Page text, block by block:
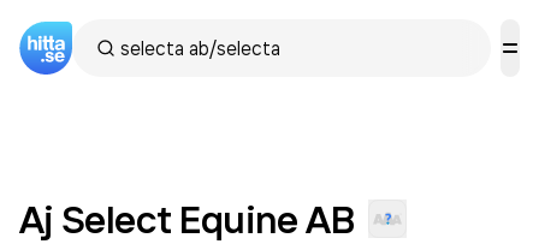
Aj Select EquineAB